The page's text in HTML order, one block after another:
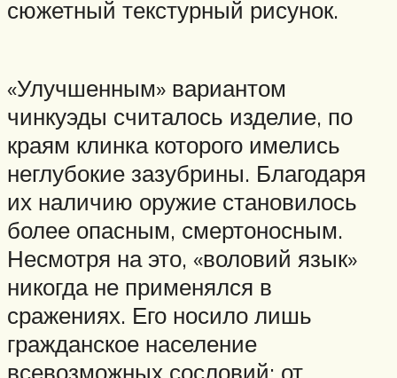
сюжетный текстурный рисунок.
«Улучшенным» вариантом
чинкуэды считалось изделие, по
краям клинка которого имелись
неглубокие зазубрины. Благодаря
их наличию оружие становилось
более опасным, смертоносным.
Несмотря на это, «воловий язык»
никогда не применялся в
сражениях. Его носило лишь
гражданское население
всевозможных сословий: от